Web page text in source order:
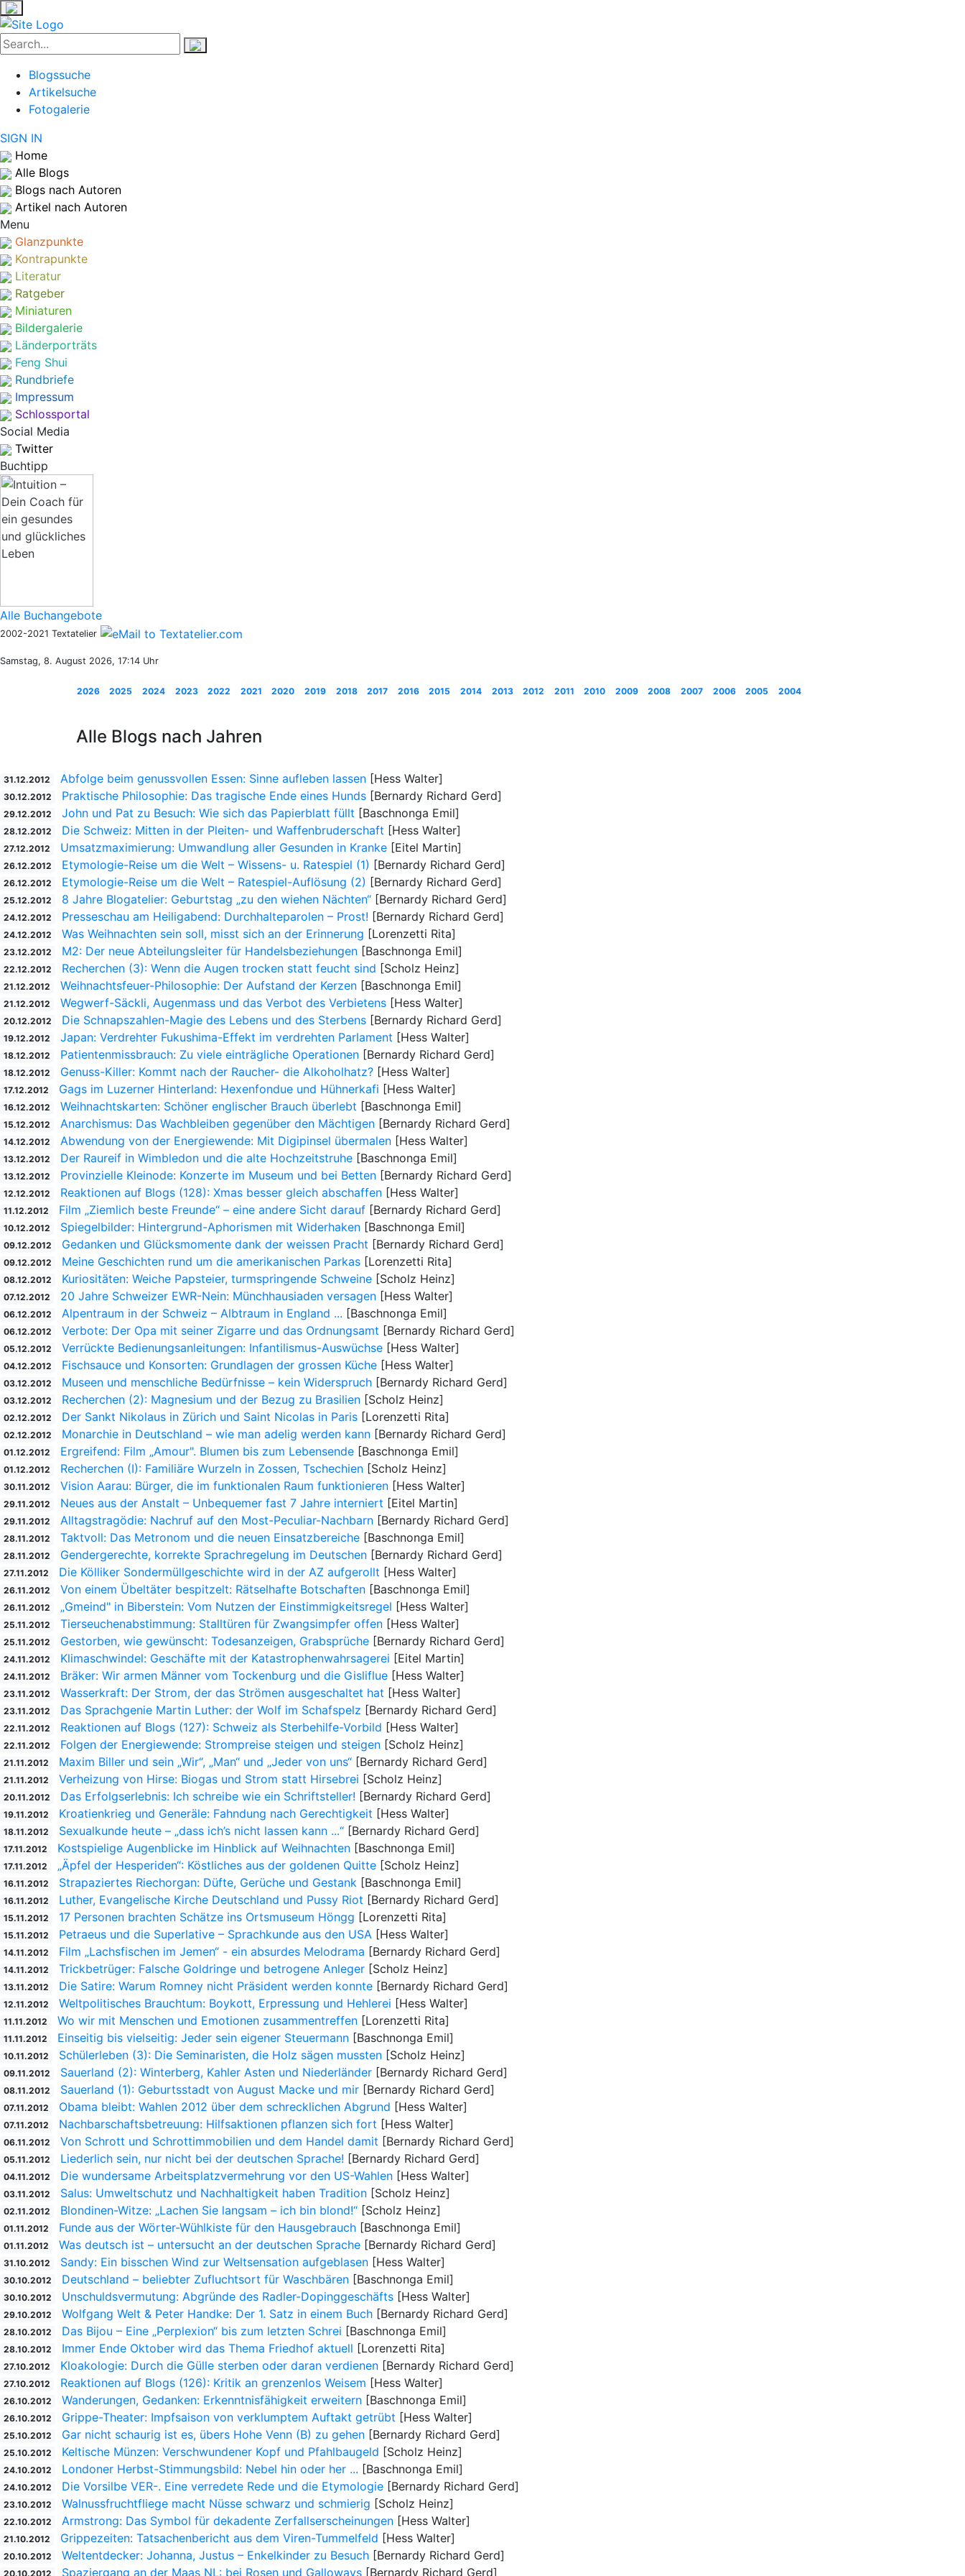
Blogssuche
Artikelsuche
Fotogalerie
SIGN IN
Home
Alle Blogs
Blogs nach Autoren
Artikel nach Autoren
Menu
Glanzpunkte
Kontrapunkte
Literatur
Ratgeber
Miniaturen
Bildergalerie
Länderporträts
Feng Shui
Rundbriefe
Impressum
Schlossportal
Social Media
Twitter
Buchtipp
Alle Buchangebote
2002-2021 Textatelier
Samstag, 8. August 2026, 17:14 Uhr
2026 2025 2024 2023 2022 2021 2020 2019 2018 2017 2016 2015 2014 2013 2012 2011 2010 2009 2008 2007 2006 2005 2004
Alle Blogs nach Jahren
31.12.2012 Abfolge beim genussvollen Essen: Sinne aufleben lassen[Hess Walter]
30.12.2012 Praktische Philosophie: Das tragische Ende eines Hunds[Bernardy Richard Gerd]
29.12.2012 John und Pat zu Besuch: Wie sich das Papierblatt füllt [Baschnonga Emil]
28.12.2012 Die Schweiz: Mitten in der Pleiten- und Waffenbruderschaft [Hess Walter]
27.12.2012 Umsatzmaximierung: Umwandlung aller Gesunden in Kranke[Eitel Martin]
26.12.2012 Etymologie-Reise um die Welt – Wissens- u. Ratespiel (1) [Bernardy Richard Gerd]
26.12.2012 Etymologie-Reise um die Welt – Ratespiel-Auflösung (2) [Bernardy Richard Gerd]
25.12.2012 8 Jahre Blogatelier: Geburtstag „zu den wiehen Nächten“[Bernardy Richard Gerd]
24.12.2012 Presseschau am Heiligabend: Durchhalteparolen – Prost! [Bernardy Richard Gerd]
24.12.2012 Was Weihnachten sein soll, misst sich an der Erinnerung [Lorenzetti Rita]
23.12.2012 M2: Der neue Abteilungsleiter für Handelsbeziehungen[Baschnonga Emil]
22.12.2012 Recherchen (3): Wenn die Augen trocken statt feucht sind [Scholz Heinz]
21.12.2012 Weihnachtsfeuer-Philosophie: Der Aufstand der Kerzen[Baschnonga Emil]
21.12.2012 Wegwerf-Säckli, Augenmass und das Verbot des Verbietens[Hess Walter]
20.12.2012 Die Schnapszahlen-Magie des Lebens und des Sterbens[Bernardy Richard Gerd]
19.12.2012 Japan: Verdrehter Fukushima-Effekt im verdrehten Parlament [Hess Walter]
18.12.2012 Patientenmissbrauch: Zu viele einträgliche Operationen[Bernardy Richard Gerd]
18.12.2012 Genuss-Killer: Kommt nach der Raucher- die Alkoholhatz?[Hess Walter]
17.12.2012 Gags im Luzerner Hinterland: Hexenfondue und Hühnerkafi [Hess Walter]
16.12.2012 Weihnachtskarten: Schöner englischer Brauch überlebt [Baschnonga Emil]
15.12.2012 Anarchismus: Das Wachbleiben gegenüber den Mächtigen[Bernardy Richard Gerd]
14.12.2012 Abwendung von der Energiewende: Mit Digipinsel übermalen[Hess Walter]
13.12.2012 Der Raureif in Wimbledon und die alte Hochzeitstruhe[Baschnonga Emil]
13.12.2012 Provinzielle Kleinode: Konzerte im Museum und bei Betten[Bernardy Richard Gerd]
12.12.2012 Reaktionen auf Blogs (128): Xmas besser gleich abschaffen[Hess Walter]
11.12.2012 Film „Ziemlich beste Freunde“ – eine andere Sicht darauf[Bernardy Richard Gerd]
10.12.2012 Spiegelbilder: Hintergrund-Aphorismen mit Widerhaken[Baschnonga Emil]
09.12.2012 Gedanken und Glücksmomente dank der weissen Pracht [Bernardy Richard Gerd]
09.12.2012 Meine Geschichten rund um die amerikanischen Parkas[Lorenzetti Rita]
08.12.2012 Kuriositäten: Weiche Papsteier, turmspringende Schweine[Scholz Heinz]
07.12.2012 20 Jahre Schweizer EWR-Nein: Münchhausiaden versagen[Hess Walter]
06.12.2012 Alpentraum in der Schweiz – Albtraum in England ... [Baschnonga Emil]
06.12.2012 Verbote: Der Opa mit seiner Zigarre und das Ordnungsamt [Bernardy Richard Gerd]
05.12.2012 Verrückte Bedienungsanleitungen: Infantilismus-Auswüchse[Hess Walter]
04.12.2012 Fischsauce und Konsorten: Grundlagen der grossen Küche[Hess Walter]
03.12.2012 Museen und menschliche Bedürfnisse – kein Widerspruch[Bernardy Richard Gerd]
03.12.2012 Recherchen (2): Magnesium und der Bezug zu Brasilien[Scholz Heinz]
02.12.2012 Der Sankt Nikolaus in Zürich und Saint Nicolas in Paris[Lorenzetti Rita]
02.12.2012 Monarchie in Deutschland – wie man adelig werden kann[Bernardy Richard Gerd]
01.12.2012 Ergreifend: Film „Amour". Blumen bis zum Lebensende[Baschnonga Emil]
01.12.2012 Recherchen (I): Familiäre Wurzeln in Zossen, Tschechien[Scholz Heinz]
30.11.2012 Vision Aarau: Bürger, die im funktionalen Raum funktionieren[Hess Walter]
29.11.2012 Neues aus der Anstalt – Unbequemer fast 7 Jahre interniert [Eitel Martin]
29.11.2012 Alltagstragödie: Nachruf auf den Most-Peculiar-Nachbarn[Bernardy Richard Gerd]
28.11.2012 Taktvoll: Das Metronom und die neuen Einsatzbereiche[Baschnonga Emil]
28.11.2012 Gendergerechte, korrekte Sprachregelung im Deutschen[Bernardy Richard Gerd]
27.11.2012 Die Kölliker Sondermüllgeschichte wird in der AZ aufgerollt [Hess Walter]
26.11.2012 Von einem Übeltäter bespitzelt: Rätselhafte Botschaften[Baschnonga Emil]
26.11.2012 „Gmeind" in Biberstein: Vom Nutzen der Einstimmigkeitsregel [Hess Walter]
25.11.2012 Tierseuchenabstimmung: Stalltüren für Zwangsimpfer offen[Hess Walter]
25.11.2012 Gestorben, wie gewünscht: Todesanzeigen, Grabsprüche[Bernardy Richard Gerd]
24.11.2012 Klimaschwindel: Geschäfte mit der Katastrophenwahrsagerei [Eitel Martin]
24.11.2012 Bräker: Wir armen Männer vom Tockenburg und die Gisliflue[Hess Walter]
23.11.2012 Wasserkraft: Der Strom, der das Strömen ausgeschaltet hat [Hess Walter]
23.11.2012 Das Sprachgenie Martin Luther: der Wolf im Schafspelz [Bernardy Richard Gerd]
22.11.2012 Reaktionen auf Blogs (127): Schweiz als Sterbehilfe-Vorbild [Hess Walter]
22.11.2012 Folgen der Energiewende: Strompreise steigen und steigen[Scholz Heinz]
21.11.2012 Maxim Biller und sein „Wir“, „Man“ und „Jeder von uns“[Bernardy Richard Gerd]
21.11.2012 Verheizung von Hirse: Biogas und Strom statt Hirsebrei [Scholz Heinz]
20.11.2012 Das Erfolgserlebnis: Ich schreibe wie ein Schriftsteller! [Bernardy Richard Gerd]
19.11.2012 Kroatienkrieg und Generäle: Fahndung nach Gerechtigkeit [Hess Walter]
18.11.2012 Sexualkunde heute – „dass ich’s nicht lassen kann ...“[Bernardy Richard Gerd]
17.11.2012 Kostspielige Augenblicke im Hinblick auf Weihnachten[Baschnonga Emil]
17.11.2012 „Äpfel der Hesperiden“: Köstliches aus der goldenen Quitte[Scholz Heinz]
16.11.2012 Strapaziertes Riechorgan: Düfte, Gerüche und Gestank [Baschnonga Emil]
16.11.2012 Luther, Evangelische Kirche Deutschland und Pussy Riot [Bernardy Richard Gerd]
15.11.2012 17 Personen brachten Schätze ins Ortsmuseum Höngg [Lorenzetti Rita]
15.11.2012 Petraeus und die Superlative – Sprachkunde aus den USA [Hess Walter]
14.11.2012 Film „Lachsfischen im Jemen“ - ein absurdes Melodrama [Bernardy Richard Gerd]
14.11.2012 Trickbetrüger: Falsche Goldringe und betrogene Anleger[Scholz Heinz]
13.11.2012 Die Satire: Warum Romney nicht Präsident werden konnte[Bernardy Richard Gerd]
12.11.2012 Weltpolitisches Brauchtum: Boykott, Erpressung und Hehlerei [Hess Walter]
11.11.2012 Wo wir mit Menschen und Emotionen zusammentreffen[Lorenzetti Rita]
11.11.2012 Einseitig bis vielseitig: Jeder sein eigener Steuermann[Baschnonga Emil]
10.11.2012 Schülerleben (3): Die Seminaristen, die Holz sägen mussten[Scholz Heinz]
09.11.2012 Sauerland (2): Winterberg, Kahler Asten und Niederländer[Bernardy Richard Gerd]
08.11.2012 Sauerland (1): Geburtsstadt von August Macke und mir[Bernardy Richard Gerd]
07.11.2012 Obama bleibt: Wahlen 2012 über dem schrecklichen Abgrund [Hess Walter]
07.11.2012 Nachbarschaftsbetreuung: Hilfsaktionen pflanzen sich fort [Hess Walter]
06.11.2012 Von Schrott und Schrottimmobilien und dem Handel damit [Bernardy Richard Gerd]
05.11.2012 Liederlich sein, nur nicht bei der deutschen Sprache! [Bernardy Richard Gerd]
04.11.2012 Die wundersame Arbeitsplatzvermehrung vor den US-Wahlen[Hess Walter]
03.11.2012 Salus: Umweltschutz und Nachhaltigkeit haben Tradition[Scholz Heinz]
02.11.2012 Blondinen-Witze: „Lachen Sie langsam – ich bin blond!“[Scholz Heinz]
01.11.2012 Funde aus der Wörter-Wühlkiste für den Hausgebrauch[Baschnonga Emil]
01.11.2012 Was deutsch ist – untersucht an der deutschen Sprache[Bernardy Richard Gerd]
31.10.2012 Sandy: Ein bisschen Wind zur Weltsensation aufgeblasen[Hess Walter]
30.10.2012 Deutschland – beliebter Zufluchtsort für Waschbären[Baschnonga Emil]
30.10.2012 Unschuldsvermutung: Abgründe des Radler-Dopinggeschäfts[Hess Walter]
29.10.2012 Wolfgang Welt & Peter Handke: Der 1. Satz in einem Buch[Bernardy Richard Gerd]
28.10.2012 Das Bijou – Eine „Perplexion“ bis zum letzten Schrei [Baschnonga Emil]
28.10.2012 Immer Ende Oktober wird das Thema Friedhof aktuell [Lorenzetti Rita]
27.10.2012 Kloakologie: Durch die Gülle sterben oder daran verdienen[Bernardy Richard Gerd]
27.10.2012 Reaktionen auf Blogs (126): Kritik an grenzenlos Weisem [Hess Walter]
26.10.2012 Wanderungen, Gedanken: Erkenntnisfähigkeit erweitern[Baschnonga Emil]
26.10.2012 Grippe-Theater: Impfsaison von verklumptem Auftakt getrübt [Hess Walter]
25.10.2012 Gar nicht schaurig ist es, übers Hohe Venn (B) zu gehen[Bernardy Richard Gerd]
25.10.2012 Keltische Münzen: Verschwundener Kopf und Pfahlbaugeld [Scholz Heinz]
24.10.2012 Londoner Herbst-Stimmungsbild: Nebel hin oder her ... [Baschnonga Emil]
24.10.2012 Die Vorsilbe VER-. Eine verredete Rede und die Etymologie[Bernardy Richard Gerd]
23.10.2012 Walnussfruchtfliege macht Nüsse schwarz und schmierig [Scholz Heinz]
22.10.2012 Armstrong: Das Symbol für dekadente Zerfallserscheinungen[Hess Walter]
21.10.2012 Grippezeiten: Tatsachenbericht aus dem Viren-Tummelfeld [Hess Walter]
20.10.2012 Weltentdecker: Johanna, Justus – Enkelkinder zu Besuch[Bernardy Richard Gerd]
20.10.2012 Spaziergang an der Maas NL: bei Rosen und Galloways[Bernardy Richard Gerd]